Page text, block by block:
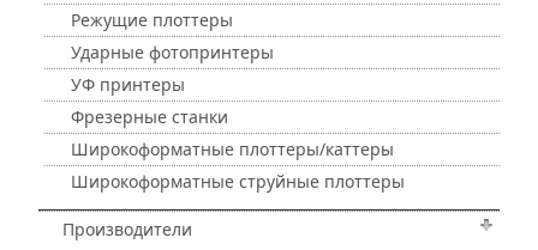
Режущие плоттеры
Ударные фотопринтеры
УФ принтеры
Фрезерные станки
Широкоформатные плоттеры/каттеры
Широкоформатные струйные плоттеры
Производители